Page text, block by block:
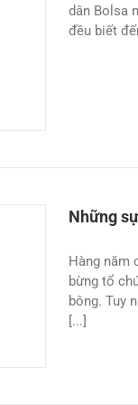
dân Bolsa
đều biết
Những
Hàng năm
bừng tổ
bông. Tuy
[...]